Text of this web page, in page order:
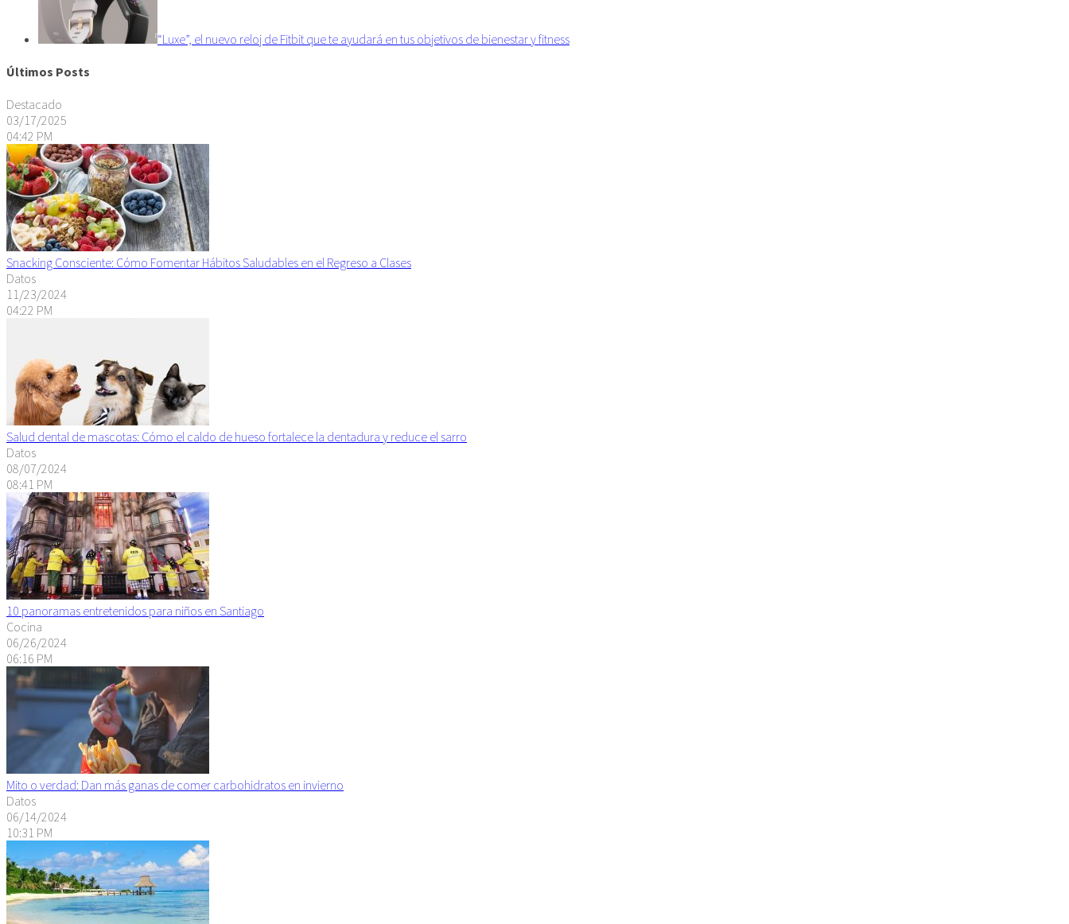
“Luxe”, el nuevo reloj de Fitbit que te ayudará en tus objetivos de bienestar y fitness
Últimos Posts
Destacado
03/17/2025
04:42 PM
Snacking Consciente: Cómo Fomentar Hábitos Saludables en el Regreso a Clases
Datos
11/23/2024
04:22 PM
Salud dental de mascotas: Cómo el caldo de hueso fortalece la dentadura y reduce el sarro
Datos
08/07/2024
08:41 PM
10 panoramas entretenidos para niños en Santiago
Cocina
06/26/2024
06:16 PM
Mito o verdad: Dan más ganas de comer carbohidratos en invierno
Datos
06/14/2024
10:31 PM